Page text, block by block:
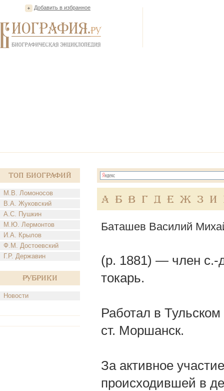
Добавить в избранное
Топ Биографий
М.В. Ломоносов
В.А. Жуковский
А.С. Пушкин
М.Ю. Лермонтов
И.А. Крылов
Ф.М. Достоевский
Г.Р. Державин
Рубрики
Новости
А Б В Г Д Е Ж З И
Баташев Василий
(р. 1881) — член с.-
токарь.
Работал в
ст. Моршанск.
За активное
происходившей в